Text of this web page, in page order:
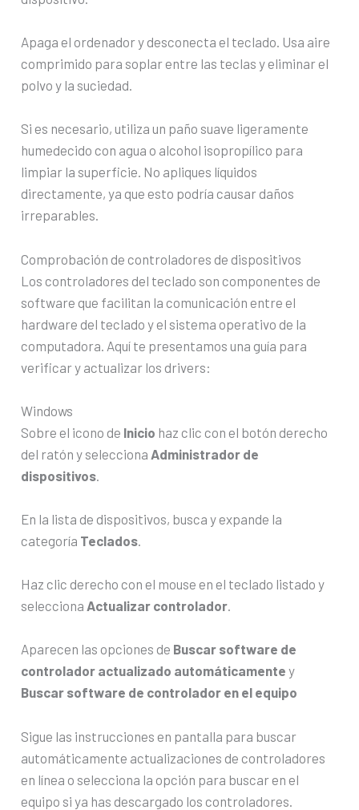
Apaga el ordenador y desconecta el teclado. Usa aire
comprimido para soplar entre las teclas y eliminar el
polvo y la suciedad.
Si es necesario, utiliza un paño suave ligeramente
humedecido con agua o alcohol isopropílico para
limpiar la superficie. No apliques líquidos
directamente, ya que esto podría causar daños
irreparables.
Comprobación de controladores de dispositivos
Los controladores del teclado son componentes de
software que facilitan la comunicación entre el
hardware del teclado y el sistema operativo de la
computadora. Aquí te presentamos una guía para
verificar y actualizar los drivers:
Windows
Sobre el icono de Inicio haz clic con el botón derecho
del ratón y selecciona Administrador de
dispositivos
En la lista de dispositivos, busca y expande la
categoría Teclados
Haz clic derecho con el mouse en el teclado listado y
selecciona Actualizar controlador.
Aparecen las opciones de Buscar software de
controlador actualizado automáticamentey
Buscar software de controlador en el equipo
Sigue las instrucciones en pantalla para buscar
automáticamente actualizaciones de controladores
en línea o selecciona la opción para buscar en el
equipo si ya has descargado los controladores.